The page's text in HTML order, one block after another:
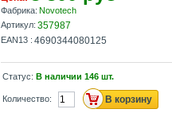
Фабрика: Novotech
Артикул: 357987
EAN13 : 4690344080125
Статус: В наличии 146 шт.
Количество: